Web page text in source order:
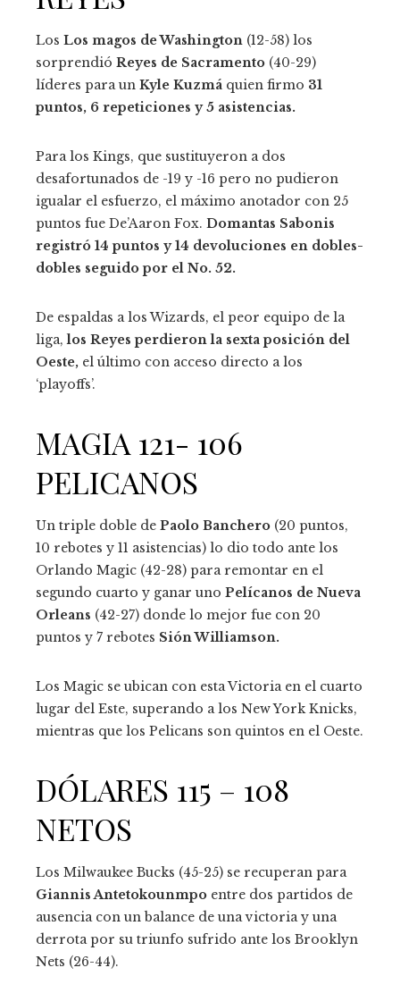
Los Los magos de Washington (12-58) los
sorprendió Reyes de Sacramento (40-29)
líderes para un Kyle Kuzmá quien firmo 31
puntos, 6 repeticiones y 5 asistencias.
Para los Kings, que sustituyeron a dos
desafortunados de -19 y -16 pero no pudieron
igualar el esfuerzo, el máximo anotador con 25
puntos fue De’Aaron Fox. Domantas Sabonis
registró 14 puntos y 14 devoluciones en dobles-
dobles seguido por el No. 52.
De espaldas a los Wizards, el peor equipo de la
liga,los Reyes perdieron la sexta posición del
Oeste, el último con acceso directo a los
‘playoffs’.
MAGIA 121- 106
PELICANOS
Un triple doble de Paolo Banchero (20 puntos,
10 rebotes y 11 asistencias) lo dio todo ante los
Orlando Magic (42-28) para remontar en el
segundo cuarto y ganar uno Pelícanos de Nueva
Orleans (42-27) donde lo mejor fue con 20
puntos y 7 rebotes Sión Williamson.
Los Magic se ubican con esta Victoria en el cuarto
lugar del Este, superando a los New York Knicks,
mientras que los Pelicans son quintos en el Oeste.
DÓLARES 115 – 108
NETOS
Los Milwaukee Bucks (45-25) se recuperan para
Giannis Antetokounmpo entre dos partidos de
ausencia con un balance de una victoria y una
derrota por su triunfo sufrido ante los Brooklyn
Nets (26-44).